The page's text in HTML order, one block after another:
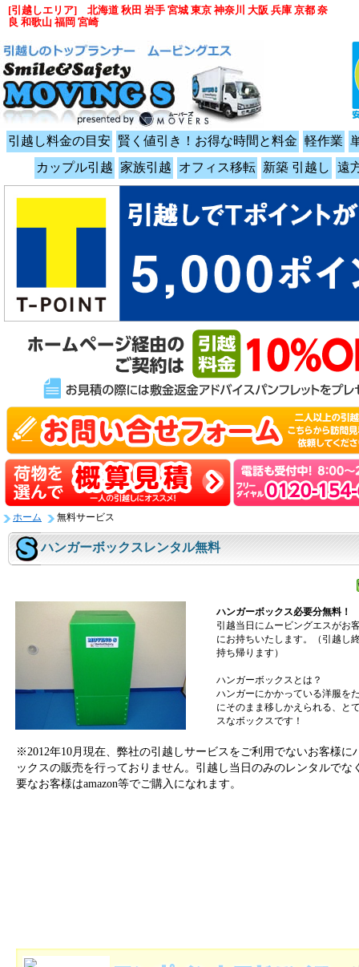
引越し料金の目安 賢く値引き！お得な時間と料金 軽作業
カップル引越 家族引越 オフィス移転 新築 引越し 遠
ホーム 無料サービス
ハンガーボックスレンタル無料
ハンガーボックス必要分無料！
引越当日にムービングエスがお
にお持ちいたします。（引越し
持ち帰ります）
ハンガーボックスとは？
ハンガーにかかっている洋服を
にそのまま移しかえられる、と
スなボックスです！
※2012年10月現在、弊社の引越しサービスをご利用でないお客様に
ックスの販売を行っておりません。引越し当日のみのレンタルでな
要なお客様はamazon等でご購入になれます。
[引越しエリア] 北海道 秋田 岩手 宮城 東京 神奈川 大阪 兵庫 京都 奈
良 和歌山 福岡 宮崎